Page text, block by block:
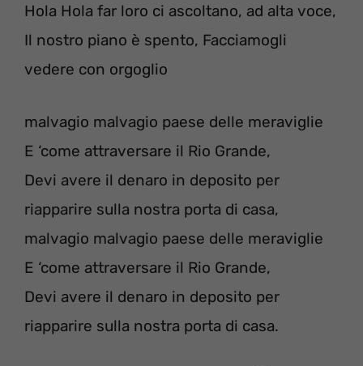
Hola Hola far loro ci ascoltano, ad alta voce,
Il nostro piano è spento, Facciamogli
vedere con orgoglio
malvagio malvagio paese delle meraviglie
E ‘come attraversare il Rio Grande,
Devi avere il denaro in deposito per
riapparire sulla nostra porta di casa,
malvagio malvagio paese delle meraviglie
E ‘come attraversare il Rio Grande,
Devi avere il denaro in deposito per
riapparire sulla nostra porta di casa.